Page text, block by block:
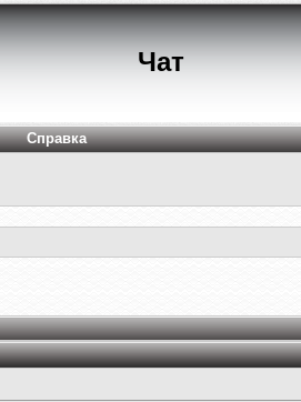
Чат
Справка